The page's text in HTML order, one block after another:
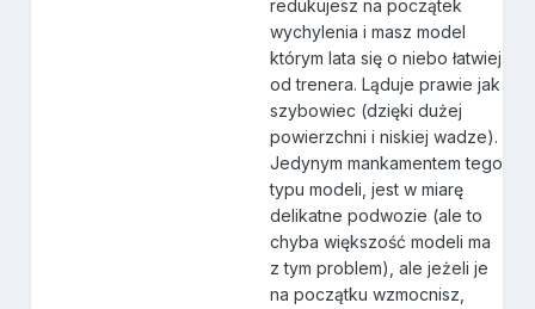
redukujesz na początek
wychylenia i masz model
którym lata się o niebo łatwiej
od trenera. Ląduje prawie jak
szybowiec (dzięki dużej
powierzchni i niskiej wadze).
Jedynym mankamentem tego
typu modeli, jest w miarę
delikatne podwozie (ale to
chyba większość modeli ma
z tym problem), ale jeżeli je
na początku wzmocnisz,